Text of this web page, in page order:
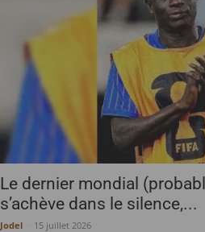
Le dernier mondial
s’achève dans le silence,...
Jodel 15 juillet 2026